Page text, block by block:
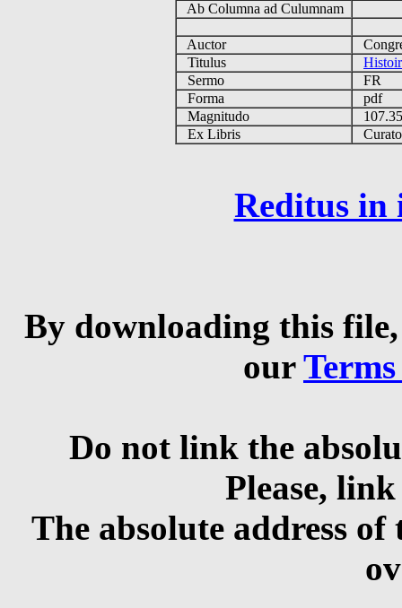
Ab Columna ad Culumnam
Auctor
Titulus
Sermo
FR
Forma
pdf
Magnitudo
Ex Libris
Reditus in
By downloading this
our
Do not link the
Please,
The absolute address